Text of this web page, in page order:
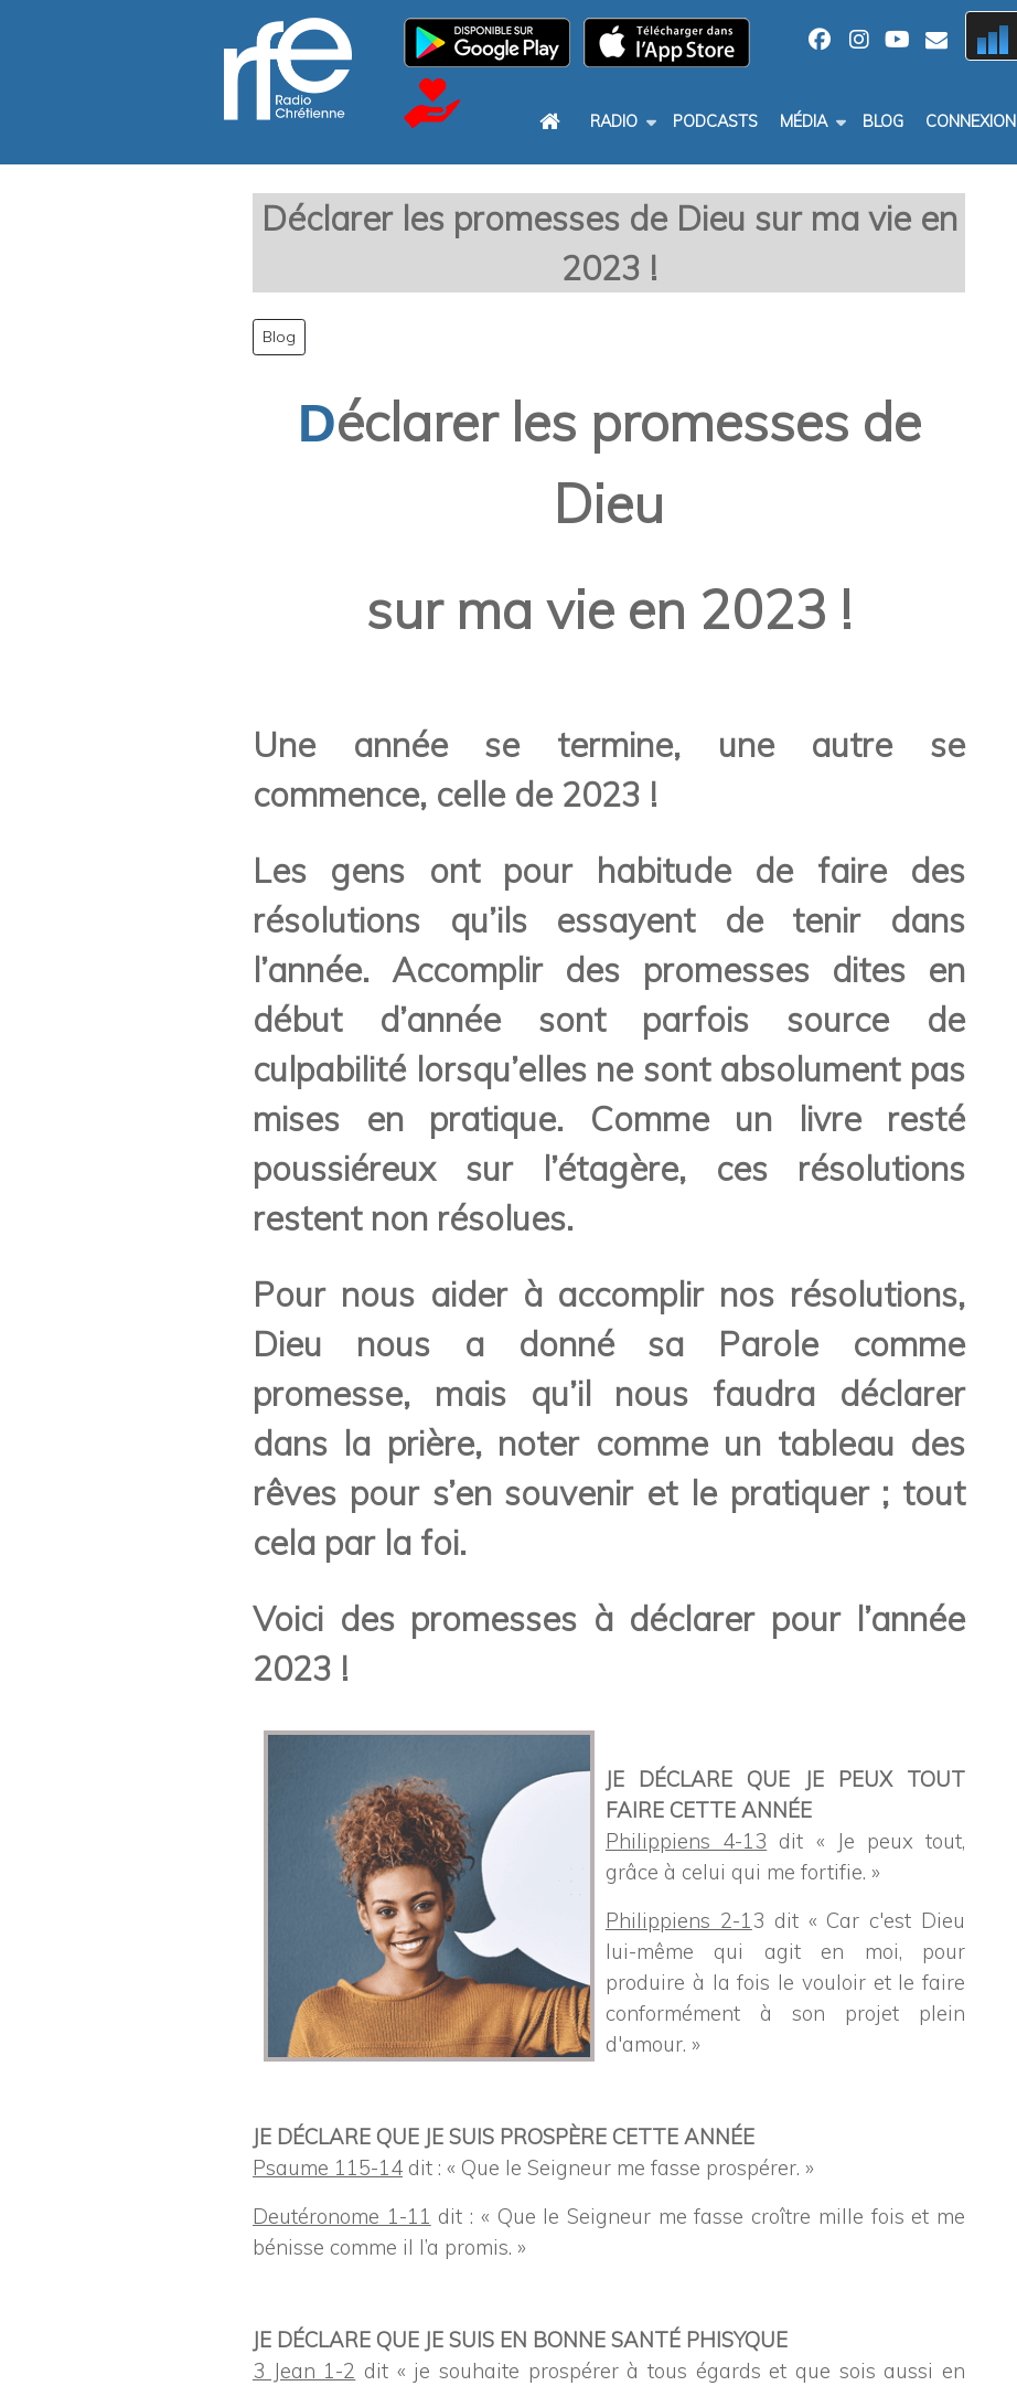
A
B
c
RADIO PODCASTS MÉDIA BLOG CONNEXION
Déclarer les promesses de Dieu sur ma vie en
2023 !
Blog
Déclarer les promesses de
Dieu
sur ma vie en 2023 !
Une année se termine, une autre se
commence, celle de 2023 !
Les gens ont pour habitude de faire des
résolutions qu’ils essayent de tenir dans
l’année. Accomplir des promesses dites en
début d’année sont parfois source de
culpabilité lorsqu’elles ne sont absolument pas
mises en pratique. Comme un livre resté
poussiéreux sur l’étagère, ces résolutions
restent non résolues.
Pour nous aider à accomplir nos résolutions,
Dieu nous a donné sa Parole comme
promesse, mais qu’il nous faudra déclarer
dans la prière, noter comme un tableau des
rêves pour s’en souvenir et le pratiquer ; tout
cela par la foi.
Voici des promesses à déclarer pour l’année
2023 !
JE DÉCLARE QUE JE PEUX TOUT
FAIRE CETTE ANNÉE
Philippiens 4-13 dit « Je peux tout,
grâce à celui qui me fortifie. »
Philippiens 2-13 dit « Car c'est Dieu
lui-même qui agit en moi, pour
produire à la fois le vouloir et le faire
conformément à son projet plein
d'amour. »
JE DÉCLARE QUE JE SUIS PROSPÈRE CETTE ANNÉE
Psaume 115-14 dit : « Que le Seigneur me fasse prospérer. »
Deutéronome 1-11 dit : « Que le Seigneur me fasse croître mille fois et me
bénisse comme il l’a promis. »
JE DÉCLARE QUE JE SUIS EN BONNE SANTÉ PHISYQUE
3 Jean 1-2 dit « je souhaite prospérer à tous égards et que sois aussi en